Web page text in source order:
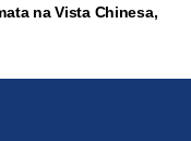
na Vista Chinesa,